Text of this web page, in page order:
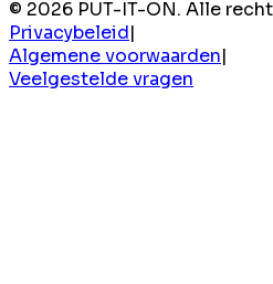
© 2026 PUT-IT-ON. Alle
Privacybeleid|
Algemene voorwaarden|
Veelgestelde vragen